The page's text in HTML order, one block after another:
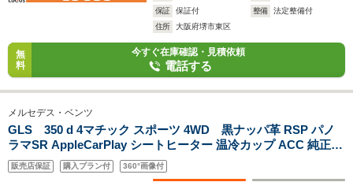
保証
保証付 整備
法定整備付
住所
大阪府堺市東区
無
料
今すぐ在庫確認・見積依頼
電話する
メルセデス・ベンツ
GLS 350 d 4マチック スポーツ 4WD 黒ナッパ革 RSP パノ
ラマSR AppleCarPlay シートヒーター 温冷カップ ACC 純正
HDDナビ 地デジ 360°カメラ ハーマンカードン AMG21AW 禁
煙 正規D車
販売店保証 購入プラン付 360°画像付